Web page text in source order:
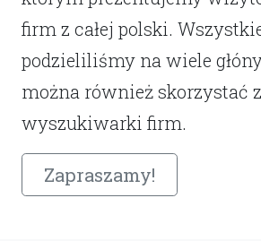
firm z całej polski.
podzieliliśmy na wiele
można również skorzystać
wyszukiwarki firm.
Zapraszamy!